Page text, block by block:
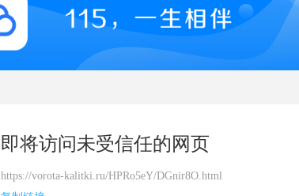
即将访问未受信任的网页
https://vorota-kalitki.ru/HPRo5eY/DGnir8O.html